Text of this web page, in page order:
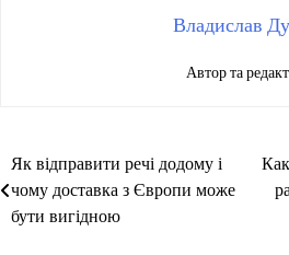
Владислав
Автор та
Навігація
записів
Як відправити речі додому і
чому доставка з Європи може
бути вигідною